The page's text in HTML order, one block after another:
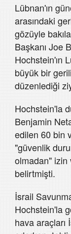
Lübnan'ın
arasındaki
gözüyle
Başkanı Joe
Hochstein'ın
büyük bir
düzenlediği
Hochstein'la
Benjamin
edilen 60 bin
"güvenlik
olmadan" izin
belirtmişti.
İsrail
Hochstein'la
hava